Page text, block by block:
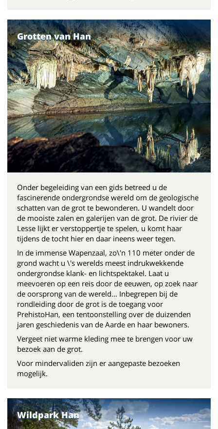
Grotten van Han
Onder begeleiding van een gids betreed u de
fascinerende ondergrondse wereld om de geologische
schatten van de grot te bewonderen. U wandelt door
de mooiste zalen en galerijen van de grot. De rivier de
Lesse lijkt er verstoppertje te spelen, u komt haar
tijdens de tocht hier en daar ineens weer tegen.
In de immense Wapenzaal, zo\'n 110 meter onder de
grond wacht u \'s werelds meest indrukwekkende
ondergrondse klank- en lichtspektakel. Laat u
meevoeren op een reis door de eeuwen, op zoek naar
de oorsprong van de wereld… Inbegrepen bij de
rondleiding door de grot is de toegang voor
PrehistoHan, een tentoonstelling over de duizenden
jaren geschiedenis van de Aarde en haar bewoners.
Vergeet niet warme kleding mee te brengen voor uw
bezoek aan de grot.
Voor mindervaliden zijn er aangepaste bezoeken
mogelijk.
Wildpark Han